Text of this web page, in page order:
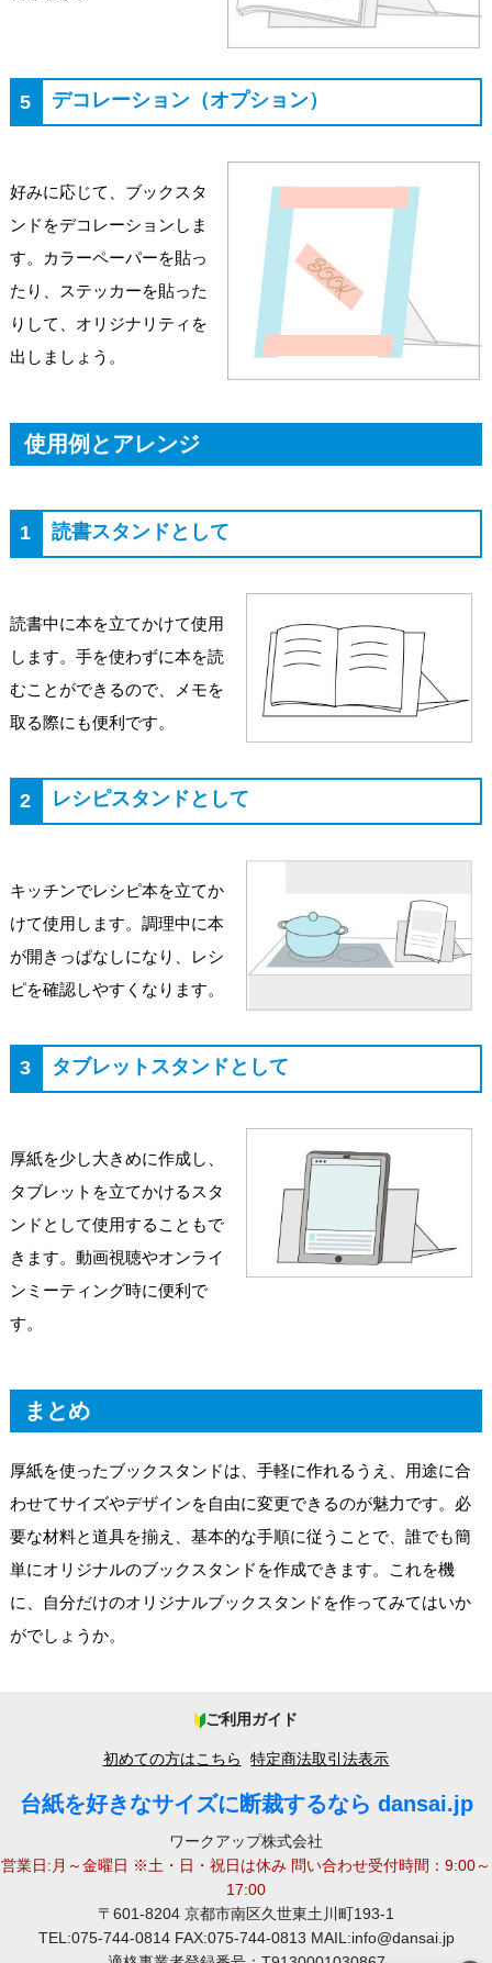
5 デコレーション（オプション）
好みに応じて、ブックスタ
ンドをデコレーションしま
す。カラーペーパーを貼っ
たり、ステッカーを貼った
りして、オリジナリティを
出しましょう。
使用例とアレンジ
1 読書スタンドとして
読書中に本を立てかけて使用
します。手を使わずに本を読
むことができるので、メモを
取る際にも便利です。
2 レシピスタンドとして
キッチンでレシピ本を立てか
けて使用します。調理中に本
が開きっぱなしになり、レシ
ピを確認しやすくなります。
3 タブレットスタンドとして
厚紙を少し大きめに作成し、
タブレットを立てかけるスタ
ンドとして使用することもで
きます。動画視聴やオンライ
ンミーティング時に便利で
す。
まとめ
厚紙を使ったブックスタンドは、手軽に作れるうえ、用途に合
わせてサイズやデザインを自由に変更できるのが魅力です。必
要な材料と道具を揃え、基本的な手順に従うことで、誰でも簡
単にオリジナルのブックスタンドを作成できます。これを機
に、自分だけのオリジナルブックスタンドを作ってみてはいか
がでしょうか。
ご利用ガイド
初めての方はこちら 特定商法取引法表示
台紙を好きなサイズに断裁するなら dansai.jp
ワークアップ株式会社
営業日:月～金曜日 ※土・日・祝日は休み 問い合わせ受付時間：9:00～
17:00
〒601-8204 京都市南区久世東土川町193-1
TEL:075-744-0814 FAX:075-744-0813 MAIL:info@dansai.jp